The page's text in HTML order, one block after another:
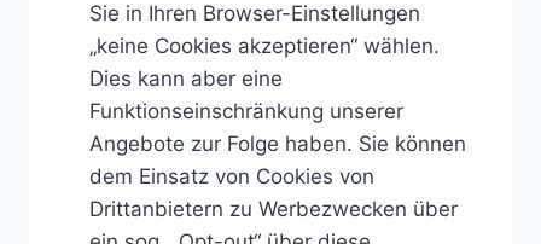
Sie in Ihren Browser-Einstellungen
„keine Cookies akzeptieren“ wählen.
Dies kann aber eine
Funktionseinschränkung unserer
Angebote zur Folge haben. Sie können
dem Einsatz von Cookies von
Drittanbietern zu Werbezwecken über